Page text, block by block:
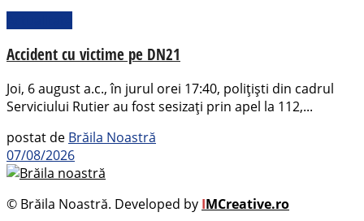
Accident cu victime pe DN21
Joi, 6 august a.c., în jurul orei 17:40, polițiști din cadrul
Serviciului Rutier au fost sesizați prin apel la 112,...
postat de Brăila Noastră
07/08/2026
© Brăila Noastră. Developed by IMCreative.ro